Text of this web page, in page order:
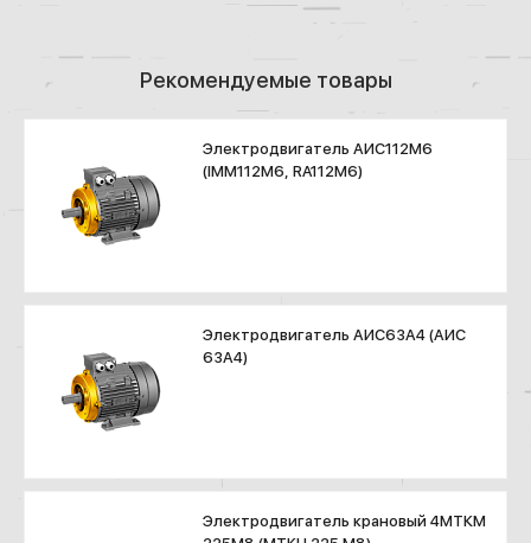
Рекомендуемые товары
Электродвигатель АИС112М6
(IMM112M6, RA112M6)
Электродвигатель АИС63А4 (АИС
63А4)
Электродвигатель крановый 4МТКМ